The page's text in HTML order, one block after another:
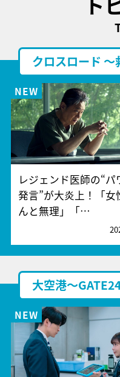
クロスロード
レジェンド医師の“パ
発言”が大炎上！「女
んと無理」「…
大空港～